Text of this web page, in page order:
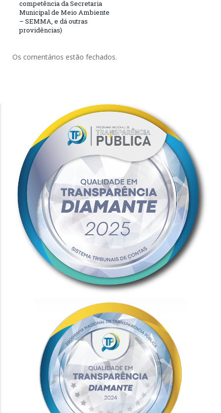
competência da Secretaria
Municipal de Meio Ambiente
– SEMMA, e dá outras
providências)
Os comentários estão fechados.